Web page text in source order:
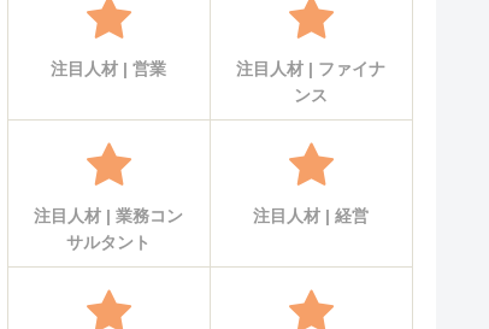
注目人材 | 営業
注目人材 | ファイナ
ンス
注目人材 | 業務コン
サルタント
注目人材 | 経営